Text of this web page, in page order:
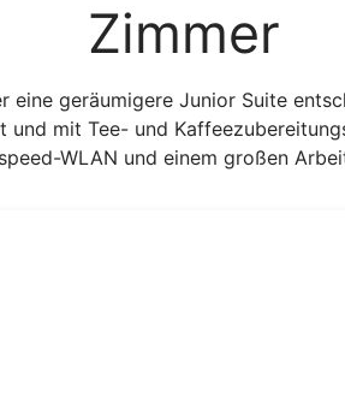
Zimmer
geräumigere Junior Suite
und mit Tee- und
WLAN und einem großen